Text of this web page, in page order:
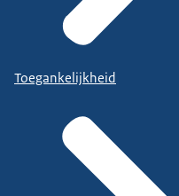
Toegankelijkheid